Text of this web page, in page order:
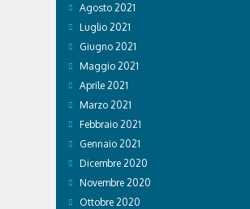
Agosto 2021
Luglio 2021
Giugno 2021
Maggio 2021
Aprile 2021
Marzo 2021
Febbraio 2021
Gennaio 2021
Dicembre 2020
Novembre 2020
Ottobre 2020